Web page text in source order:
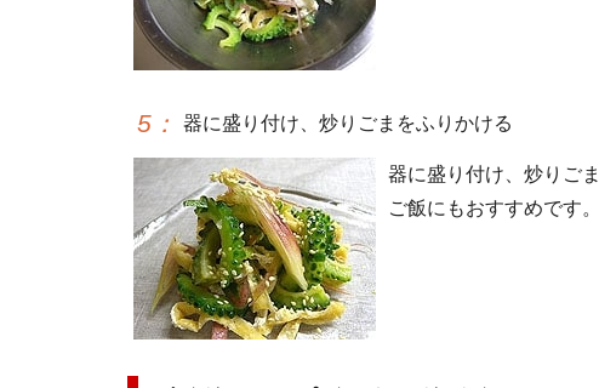
5 ： 器に盛り付け、炒りごまをふりかける
器に盛り付け、炒りご
ご飯にもおすすめです。